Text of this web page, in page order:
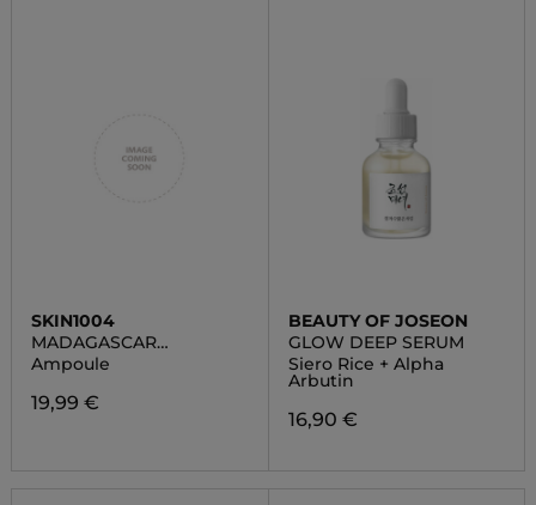
SKIN1004
MADAGASCAR
CENTELLA
Ampoule
19,99 €
BEAUTY OF JOSEON
GLOW DEEP SERUM
Siero Rice + Alpha
Arbutin
16,90 €